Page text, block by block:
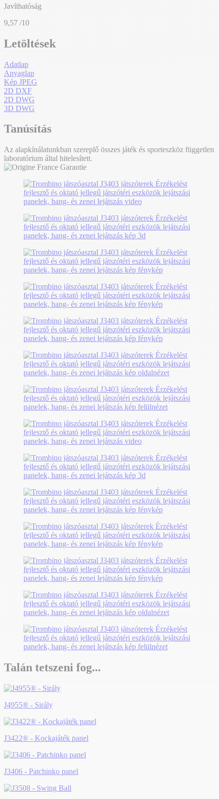
Javíthatóság
9,57 /10
Letöltések
Adatlap
Anyaglap
Kép JPEG
2D DXF
2D DWG
3D DWG
Tanúsítás
Az alapkínálatunkban szereplő összes játék és sporteszköz független
laboratórium által hitelesített.
Talán tetszeni fog...
J4955® - Sirály
J3422® - Kockajáték panel
J3406 - Patchinko panel